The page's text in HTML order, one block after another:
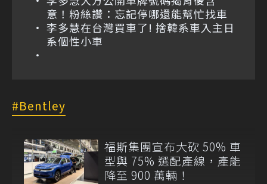
意！粉絲讚：忘記停哪還能幫忙找車
李多慧在台灣買車了! 捨韓系車入主日
系個性小車
Bentley
福斯集團宣布大砍 50% 車
型與 75% 選配產線，產能
降至 900 萬輛！